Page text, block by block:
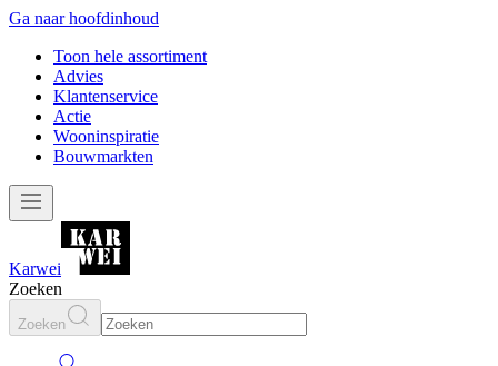
Ga naar hoofdinhoud
Toon hele assortiment
Advies
Klantenservice
Actie
Wooninspiratie
Bouwmarkten
Karwei
Zoeken
Zoeken